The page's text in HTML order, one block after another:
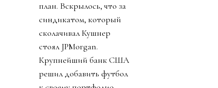
план. Вскрылось, что за
синдикатом, который
сколачивал Кушнер
стоял JPMorgan.
Крупнейший банк США
решил добавить футбол